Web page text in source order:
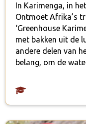
In Karimenga, in
Ontmoet Afrika’s
‘Greenhouse
met bakken uit de
andere delen van
belang, om de